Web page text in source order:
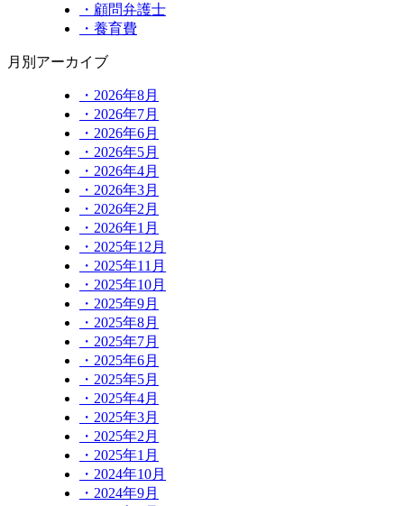
・顧問弁護士
・養育費
月別アーカイブ
・2026年8月
・2026年7月
・2026年6月
・2026年5月
・2026年4月
・2026年3月
・2026年2月
・2026年1月
・2025年12月
・2025年11月
・2025年10月
・2025年9月
・2025年8月
・2025年7月
・2025年6月
・2025年5月
・2025年4月
・2025年3月
・2025年2月
・2025年1月
・2024年10月
・2024年9月